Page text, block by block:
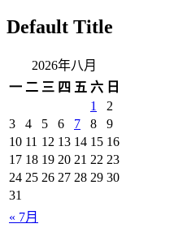
Default Title
2026年八月
一 二 三 四 五 六 日
« 7月
1
2
3
4 5 6 7 8
9
10 11 12 13 14 15 16
17 18 19 20 21 22 23
24 25 26 27 28 29 30
31